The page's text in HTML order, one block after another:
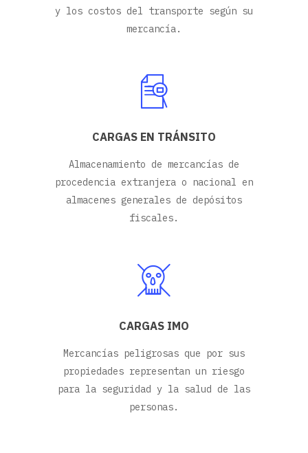
y los costos del transporte según su
mercancía.
CARGAS EN TRÁNSITO
Almacenamiento de mercancías de
procedencia extranjera o nacional en
almacenes generales de depósitos
fiscales.
CARGAS IMO
Mercancías peligrosas que por sus
propiedades representan un riesgo
para la seguridad y la salud de las
personas.